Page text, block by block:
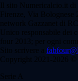
Il sito Numericalcio.it di
Firenze, Via Bolognese
network Gazzanet di
Unico responsabile dei
four 2013; per ogni
Sito scrivere a
Copyright 2021-2026 ©
Serie A